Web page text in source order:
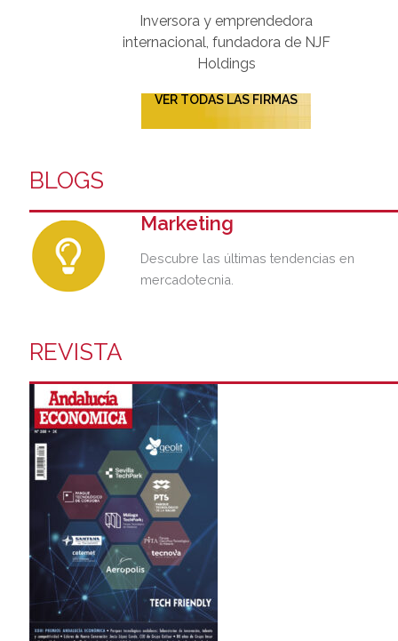
Inversora y emprendedora
internacional, fundadora de NJF
Holdings
VER TODAS LAS FIRMAS
BLOGS
Marketing
Descubre las últimas tendencias en
mercadotecnia.
REVISTA